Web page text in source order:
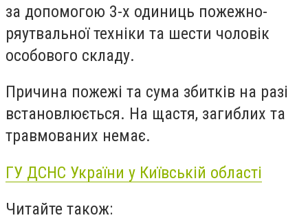
за допомогою 3-х одиниць пожежно-
ряутвальної техніки та шести чоловік
особового складу.
Причина пожежі та сума збитків на разі
встановлюється. На щастя, загиблих та
травмованих немає.
ГУ ДСНС України у Київській області
Читайте також: